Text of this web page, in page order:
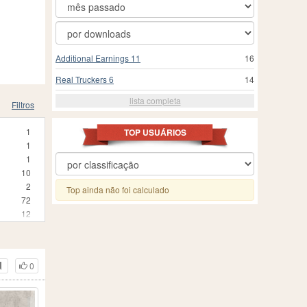
Filtros
1
1
1
10
2
72
12
3
1
0
16
Additional Earnings 11
14
Real Truckers 6
lista completa
TOP USUÁRIOS
Top ainda não foi calculado